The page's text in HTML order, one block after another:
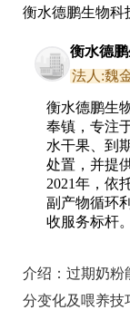
衡水德鹏生物科
衡水德
法人:魏
衡水德鹏生
奉镇，专注
水干果、到
处置，并提
2021年，依
副产物循环
收服务标杆。
介绍： 过期奶粉
分变化及喂养技